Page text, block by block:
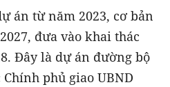
án từ năm 2023, cơ bản
đưa vào khai thác
Đây là dự án đường bộ
phủ giao UBND